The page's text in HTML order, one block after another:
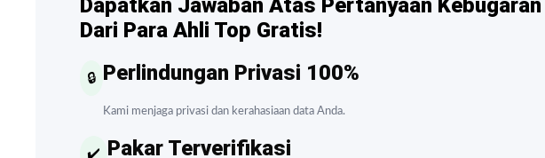
Dari Para Ahli Top Gratis!
🔒 Perlindungan Privasi 100%
Kami menjaga privasi dan kerahasiaan data Anda.
✔️ Pakar Terverifikasi